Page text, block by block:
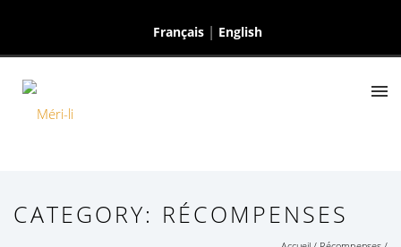
Français English
CATEGORY: RÉCOMPENSES